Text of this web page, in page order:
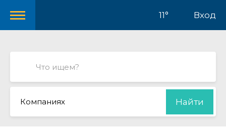
11° Вход
Компаниях Найти